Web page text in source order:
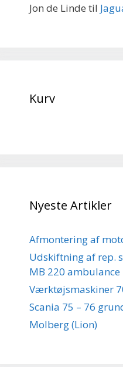
Jon de Linde til
Kurv
Nyeste Artikler
Afmontering af
Udskiftning af rep.
MB 220 ambulance
Værktøjsmaskiner
Scania 75 – 76
Molberg (Lion)